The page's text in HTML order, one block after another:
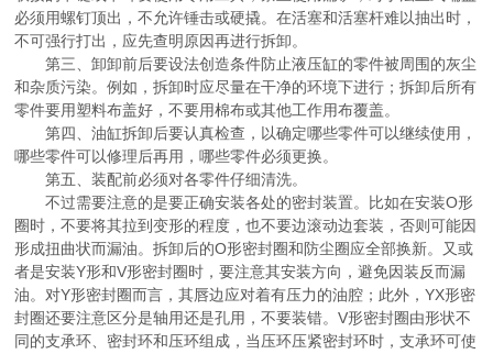
必须用螺钉顶出，不允许锤击或硬撬。在活塞和活塞杆难以抽出时，
不可强行打出，应先查明原因再进行拆卸。
第三、卸卸前后要设法创造条件防止液压缸的零件被周围的灰尘
和杂质污染。例如，拆卸时应尽量在干净的环境下进行；拆卸后所有
零件要用塑料布盖好，不要用棉布或其他工作用布覆盖。
第四、油缸拆卸后要认真检查，以确定哪些零件可以继续使用，
哪些零件可以修理后再用，哪些零件必须更换。
第五、装配前必须对各零件仔细清洗。
不过需要注意的是要正确安装各处的密封装置。比如在安装O形
圈时，不要将其拉到变形的程度，也不要边滚动边套装，否则可能因
形成扭曲状而漏油。拆卸后的O形密封圈和防尘圈应全部换新。又或
者是安装Y形和V形密封圈时，要注意其安装方向，避免因装反而漏
油。对Y形密封圈而言，其唇边应对着有压力的油腔；此外，YX形密
封圈还要注意区分是轴用还是孔用，不要装错。V形密封圈由形状不
同的支承环、密封环和压环组成，当压环压紧密封环时，支承环可使